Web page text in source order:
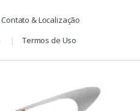
Contato & Localização
Termos de Uso